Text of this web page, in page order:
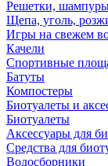
Решетки,
Щепа, уголь,
Игры на свежем
Качели
Спортивные
Батуты
Компостеры
Биотуалеты и
Биотуалеты
Аксессуары для
Средства для
Водосборники